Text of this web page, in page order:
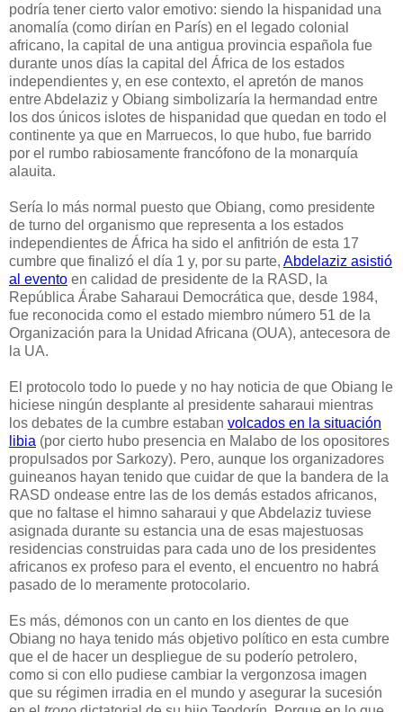
podría tener cierto valor emotivo: siendo la hispanidad una
anomalía (como dirían en París) en el legado colonial
africano, la capital de una antigua provincia española fue
durante unos días la capital del África de los estados
independientes y, en ese contexto, el apretón de manos
entre Abdelaziz y Obiang simbolizaría la hermandad entre
los dos únicos islotes de hispanidad que quedan en todo el
continente ya que en Marruecos, lo que hubo, fue barrido
por el rumbo rabiosamente francófono de la monarquía
alauita.
Sería lo más normal puesto que Obiang, como presidente
de turno del organismo que representa a los estados
independientes de África ha sido el anfitrión de esta 17
cumbre que finalizó el día 1 y, por su parte, Abdelaziz asistió
al evento en calidad de presidente de la RASD, la
República Árabe Saharaui Democrática que, desde 1984,
fue reconocida como el estado miembro número 51 de la
Organización para la Unidad Africana (OUA), antecesora de
la UA.
El protocolo todo lo puede y no hay noticia de que Obiang le
hiciese ningún desplante al presidente saharaui mientras
los debates de la cumbre estaban volcados en la situación
libia (por cierto hubo presencia en Malabo de los opositores
propulsados por Sarkozy). Pero, aunque los organizadores
guineanos hayan tenido que cuidar de que la bandera de la
RASD ondease entre las de los demás estados africanos,
que no faltase el himno saharaui y que Abdelaziz tuviese
asignada durante su estancia una de esas majestuosas
residencias construidas para cada uno de los presidentes
africanos ex profeso para el evento, el encuentro no habrá
pasado de lo meramente protocolario.
Es más, démonos con un canto en los dientes de que
Obiang no haya tenido más objetivo político en esta cumbre
que el de hacer un despliegue de su poderío petrolero,
como si con ello pudiese cambiar la vergonzosa imagen
que su régimen irradia en el mundo y asegurar la sucesión